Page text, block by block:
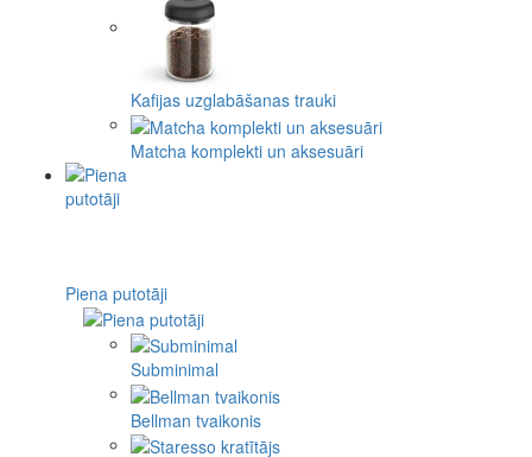
Kafijas uzglabāšanas trauki
Matcha komplekti un aksesuāri
Piena putotāji
Subminimal
Bellman tvaikonis